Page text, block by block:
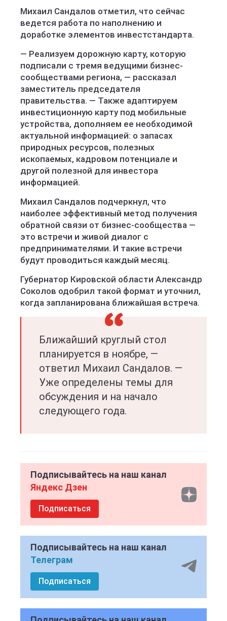
Михаил Сандалов отметил, что сейчас
ведется работа по наполнению и
доработке элементов инвестстандарта.
— Реализуем дорожную карту, которую
подписали с тремя ведущими бизнес-
сообществами региона, — рассказал
заместитель председателя
правительства. — Также адаптируем
инвестиционную карту под мобильные
устройства, дополняем ее необходимой
актуальной информацией: о запасах
природных ресурсов, полезных
ископаемых, кадровом потенциале и
другой полезной для инвестора
информацией.
Михаил Сандалов подчеркнул, что
наиболее эффективный метод получения
обратной связи от бизнес-сообщества —
это встречи и живой диалог с
предпринимателями. И такие встречи
будут проводиться каждый месяц.
Губернатор Кировской области Александр
Соколов одобрил такой формат и уточнил,
когда запланирована ближайшая встреча.
Ближайший круглый стол
планируется в ноябре, —
ответил Михаил Сандалов. —
Уже определены темы для
обсуждения и на начало
следующего года.
Подписывайтесь на наш канал
Яндекс Дзен
Подписаться
Подписывайтесь на наш канал
Телеграм
Подписаться